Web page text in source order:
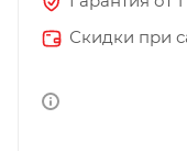
Скидки при